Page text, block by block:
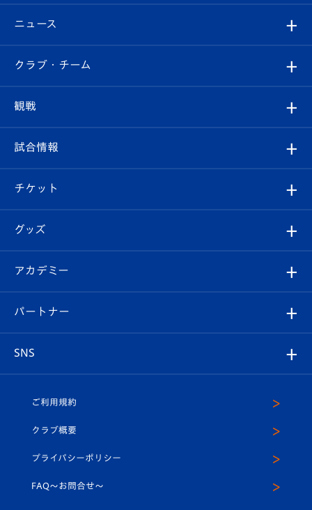
ニュース
すべて
クラブ
試合情報
チケット
イベント
メディア
ホームタウン
クラブ・チーム
クラブ概要
エンブレム紹介
スタッフプロフィール
マスコット紹介
平和祈念活動
観戦
観戦ルール
はじめての観戦ガイド
Revive Team
ヴィヴィくんの長崎おもてなしガイド
試合情報
試合日程/結果
フォトギャラリー
スタジアムグルメ
チケット
チケット
V-LOVERS（ファンクラブ）
プレイヤーズスイート
グッズ
オンラインショップ
店舗情報
アカデミー
育成からのお知らせ
U-18
スクール
パートナー
SNS
ヴィヴィくんインスタグラム
公式LINE＠
ご利用規約
クラブ概要
プライバシーポリシー
FAQ〜お問合せ〜